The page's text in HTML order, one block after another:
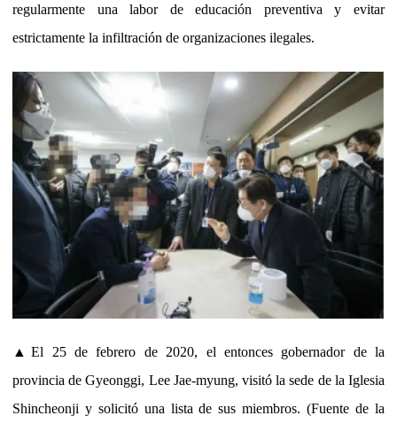
regularmente una labor de educación preventiva y evitar
estrictamente la infiltración de organizaciones ilegales.
▲El 25 de febrero de 2020, el entonces gobernador de la
provincia de Gyeonggi, Lee Jae-myung, visitó la sede de la Iglesia
Shincheonji y solicitó una lista de sus miembros. (Fuente de la